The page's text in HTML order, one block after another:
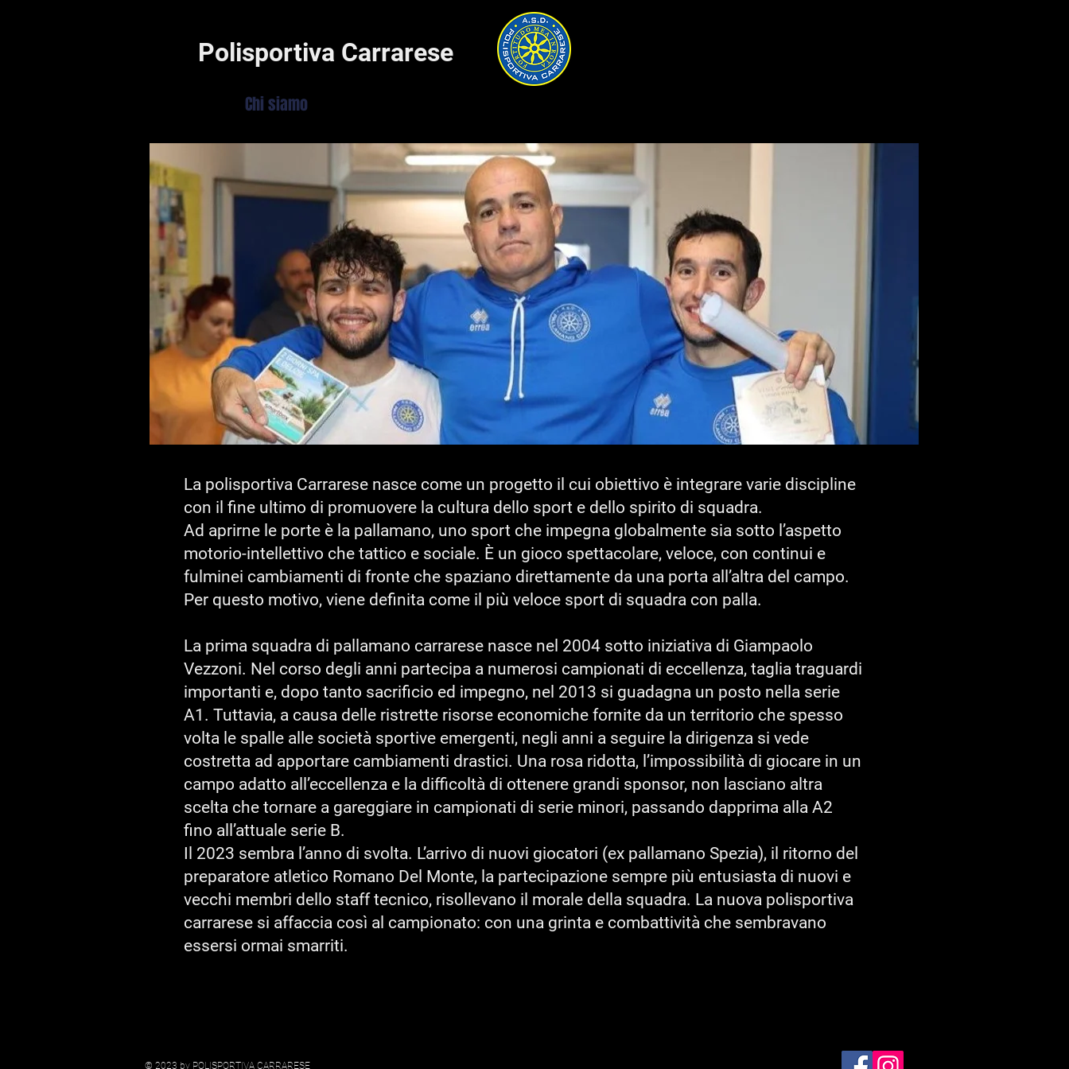
Polisportiva Carrarese
Chi siamo
La polisportiva Carrarese nasce come un progetto il cui obiettivo è integrare varie discipline
con il fine ultimo di promuovere la cultura dello sport e dello spirito di squadra.
Ad aprirne le porte è la pallamano, uno sport che impegna globalmente sia sotto l’aspetto
motorio-intellettivo che tattico e sociale. È un gioco spettacolare, veloce, con continui e
fulminei cambiamenti di fronte che spaziano direttamente da una porta all’altra del campo.
Per questo motivo, viene definita come il più veloce sport di squadra con palla.
La prima squadra di pallamano carrarese nasce nel 2004 sotto iniziativa di Giampaolo
Vezzoni. Nel corso degli anni partecipa a numerosi campionati di eccellenza, taglia traguardi
importanti e, dopo tanto sacrificio ed impegno, nel 2013 si guadagna un posto nella serie
A1. Tuttavia, a causa delle ristrette risorse economiche fornite da un territorio che spesso
volta le spalle alle società sportive emergenti, negli anni a seguire la dirigenza si vede
costretta ad apportare cambiamenti drastici. Una rosa ridotta, l’impossibilità di giocare in un
campo adatto all’eccellenza e la difficoltà di ottenere grandi sponsor, non lasciano altra
scelta che tornare a gareggiare in campionati di serie minori, passando dapprima alla A2
fino all’attuale serie B.
Il 2023 sembra l’anno di svolta. L’arrivo di nuovi giocatori (ex pallamano Spezia), il ritorno del
preparatore atletico Romano Del Monte, la partecipazione sempre più entusiasta di nuovi e
vecchi membri dello staff tecnico, risollevano il morale della squadra. La nuova polisportiva
carrarese si affaccia così al campionato: con una grinta e combattività che sembravano
essersi ormai smarriti.
© 2023 by POLISPORTIVA CARRARESE